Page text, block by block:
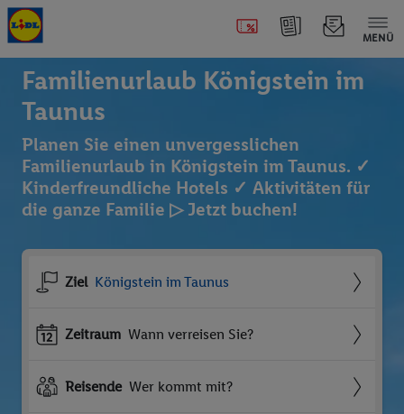
MENÜ
Familienurlaub Königstein im
Taunus
Planen Sie einen unvergesslichen
Familienurlaub in Königstein im Taunus. ✓
Kinderfreundliche Hotels ✓ Aktivitäten für
die ganze Familie ▷ Jetzt buchen!
Ziel Königstein im Taunus
Zeitraum Wann verreisen Sie?
Reisende Wer kommt mit?